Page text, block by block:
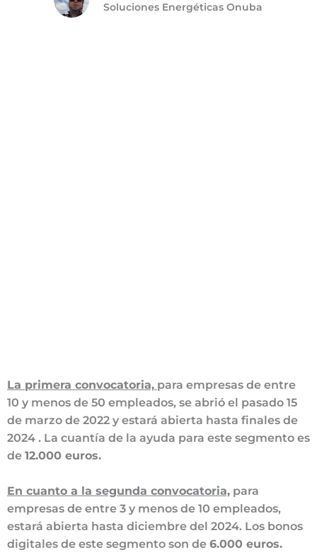
Soluciones Energéticas Onuba
La primera convocatoria, para empresas de entre
10 y menos de 50 empleados, se abrió el pasado 15
de marzo de 2022 y estará abierta hasta finales de
2024 . La cuantía de la ayuda para este segmento es
de 12.000 euros.
En cuanto a la segunda convocatoria, para
empresas de entre 3 y menos de 10 empleados,
estará abierta hasta diciembre del 2024. Los bonos
digitales de este segmento son de 6.000 euros.